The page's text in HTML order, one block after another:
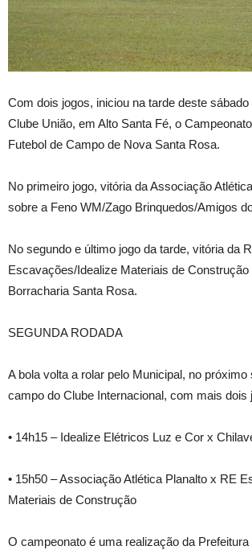
Com dois jogos, iniciou na tarde deste
Clube União, em Alto Santa Fé, o
Futebol de Campo de Nova Santa Rosa.
No primeiro jogo, vitória da Associação
sobre a Feno WM/Zago Brinquedos/Amigos
No segundo e último jogo da tarde, vitória da
Escavações/Idealize Materiais de Construção
Borracharia Santa Rosa.
SEGUNDA RODADA
A bola volta a rolar pelo Municipal, no próximo
campo do Clube Internacional, com mais dois
• 14h15 – Idealize Elétricos Luz e Cor x
• 15h50 – Associação Atlética Planalto x RE
Materiais de Construção
O campeonato é uma realização da